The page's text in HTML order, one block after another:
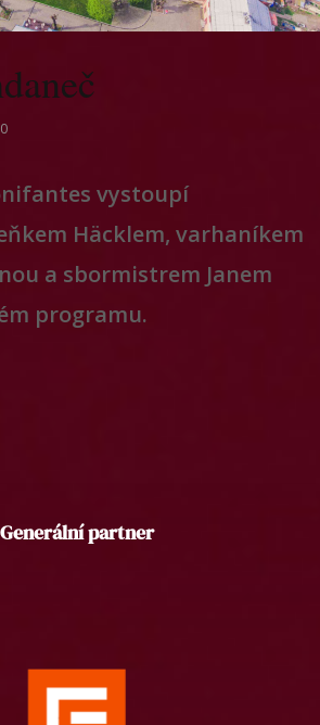
vystoupí
Häcklem, varhaníkem
a sbormistrem Janem
programu.
Generální partner